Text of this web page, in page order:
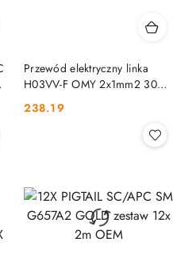
Przewód elektryczny linka
H03VV-F OMY 2x1mm2 300V
AKCYJNA
Cena:
238.19